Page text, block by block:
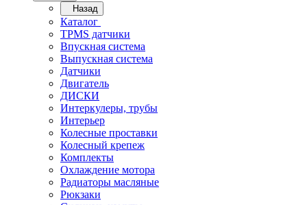
Назад
Каталог
TPMS датчики
Впускная система
Выпускная система
Датчики
Двигатель
ДИСКИ
Интеркулеры, трубы
Интерьер
Колесные проставки
Колесный крепеж
Комплекты
Охлаждение мотора
Радиаторы масляные
Рюкзаки